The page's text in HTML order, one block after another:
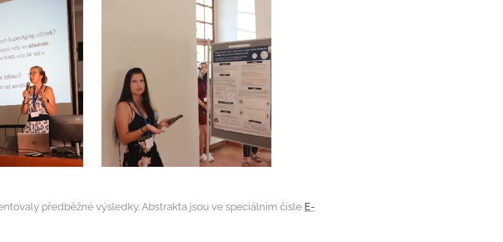
předběžné výsledky. Abstrakta jsou ve speciálním čísle E-